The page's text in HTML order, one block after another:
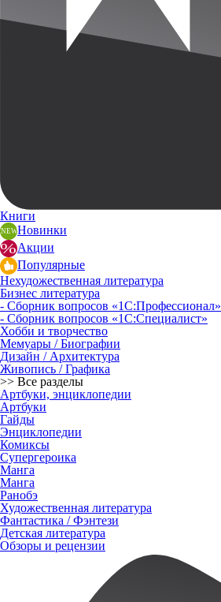
Книги
Новинки
Акции
Популярные
Нехудожественная литература
Бизнес литература
- Сборник вопросов «1С:Профессионал»
- Сборник вопросов «1С:Специалист»
Хобби и творчество
Мемуары / Биографии
Дизайн / Архитектура
Живопись / Графика
>> Все разделы
Артбуки, энциклопедии
Артбуки
Гайды
Энциклопедии
Комиксы
Супергероика
Манга
Манга
Ранобэ
Художественная литература
Фантастика / Фэнтези
Детская литература
Обзоры и рецензии